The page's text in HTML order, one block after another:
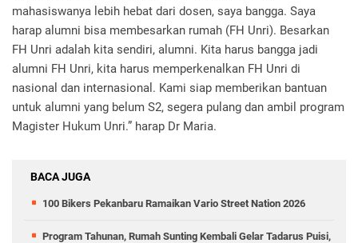
mahasiswanya lebih hebat dari dosen, saya bangga. Saya
harap alumni bisa membesarkan rumah (FH Unri). Besarkan
FH Unri adalah kita sendiri, alumni. Kita harus bangga jadi
alumni FH Unri, kita harus memperkenalkan FH Unri di
nasional dan internasional. Kami siap memberikan bantuan
untuk alumni yang belum S2, segera pulang dan ambil program
Magister Hukum Unri.” harap Dr Maria.
BACA JUGA
100 Bikers Pekanbaru Ramaikan Vario Street Nation 2026
Program Tahunan, Rumah Sunting Kembali Gelar Tadarus Puisi,